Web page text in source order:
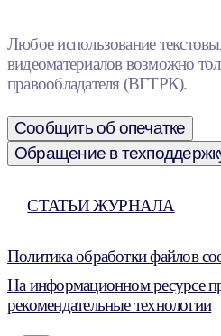
Любое использование
видеоматериалов возможно
правообладателя (ВГТРК).
Сообщить об опечатке
Обращение в
СТАТЬИ ЖУРНАЛА
Политика обработки файлов
На информационном ресурсе
рекомендательные технологии